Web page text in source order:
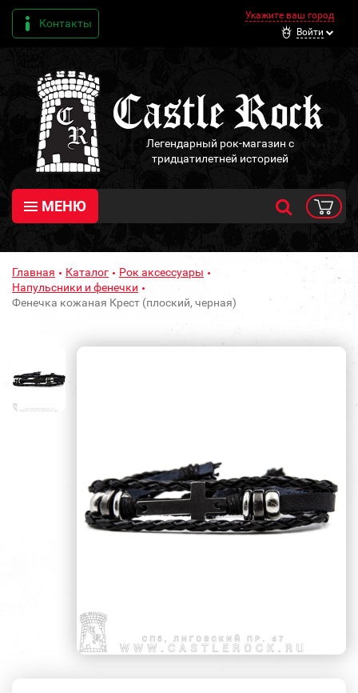
Контакты
Укажите ваш город
Войти
Легендарный рок-магазин с
тридцатилетней историей
МЕНЮ
Главная Каталог
Рок аксессуары
Напульсники и фенечки
Фенечка кожаная Крест (плоский, черная)